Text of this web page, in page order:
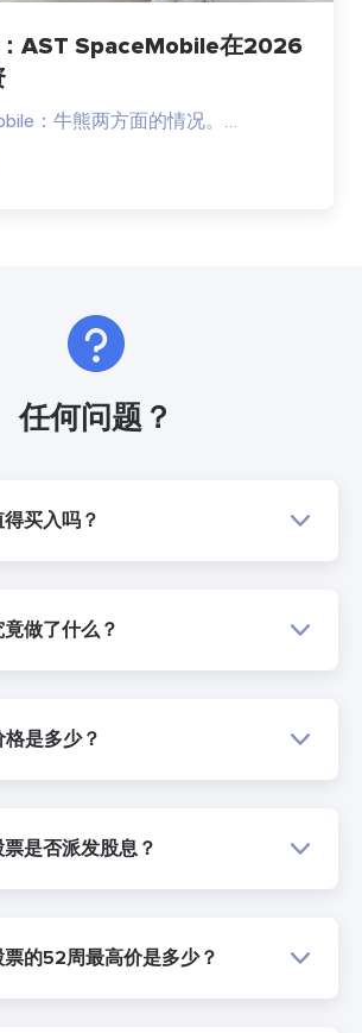
AST SpaceMobile在2026
：牛熊两方面的情况。…
任何问题？
买入吗？
做了什么？
是多少？
是否派发股息？
的52周最高价是多少？